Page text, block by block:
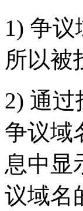
1) 争
所以被
2) 通
争议域
息中显
议域名